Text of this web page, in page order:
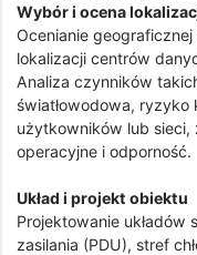
Wybór i ocena
Ocenianie
lokalizacji centrów
Analiza czynników
światłowodowa,
użytkowników lub sieci,
operacyjne i odporność.
Układ i projekt obiektu
Projektowanie
zasilania (PDU), stref